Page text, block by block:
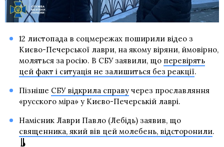
12 листопада в соцмережах поширили відео з
Києво-Печерської лаври, на якому віряни, ймовірно,
моляться за росію. В СБУ заявили, що перевірять
цей факт і ситуація не залишиться без реакції.
Пізніше СБУ відкрила справучерез прославляння
«русского міра» у Києво-Печерській лаврі.
Намісник Лаври Павло (Лебідь) заявив, що
священника, який вів цей молебень, відсторонили.